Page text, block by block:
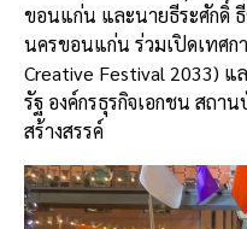
ขอนแก่น และนายธีระศักดิ์
นครขอนแก่น ร่วมเปิดเทศก
Creative Festival 2033) แ
รัฐ องค์กรธุรกิจเอกชน สถาน
สร้างสรรค์